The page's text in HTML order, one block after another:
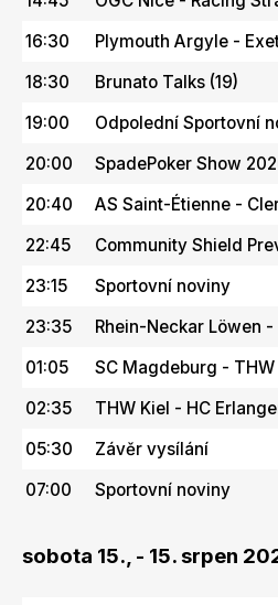
16:30
Plymouth Argyle -
18:30
Brunato Talks (19)
19:00
Odpolední Sportovní
20:00
SpadePoker Show
20:40
AS Saint-Étienne -
22:45
Community Shield
23:15
Sportovní noviny
23:35
Rhein-Neckar Löwen -
01:05
SC Magdeburg - THW
02:35
THW Kiel - HC
05:30
Závěr vysílání
07:00
Sportovní noviny
sobota 15., - 15. srpen